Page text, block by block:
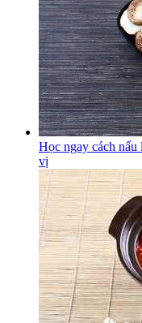
Học ngay cách nấu
vị